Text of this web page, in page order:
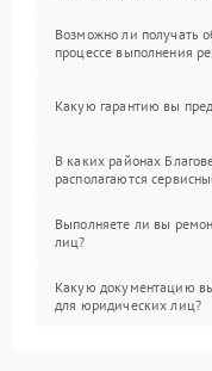
Возможно ли получать
процессе выполнения
Какую гарантию вы
В каких районах
располагаются
Выполняете ли вы
лиц?
Какую документацию
для юридических лиц?